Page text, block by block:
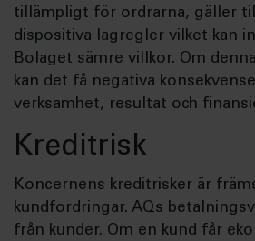
tillämpligt för ordrarna, gäller
dispositiva lagregler vilket kan
Bolaget sämre villkor. Om
kan det få negativa
verksamhet, resultat och
Kreditrisk
Koncernens kreditrisker är
kundfordringar. AQs
från kunder. Om en kund får